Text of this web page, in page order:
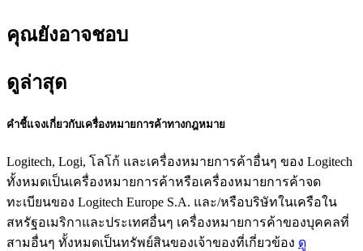
คุณยังอาจชอบ
ดูล่าสุด
คำชี้แจงเกี่ยวกับเครื่องหมายการค้าทางกฎหมาย
Logitech, Logi, โลโก้ และเครื่องหมายการค้าอื่นๆ ของ Logitech
ทั้งหมดเป็นเครื่องหมายการค้าหรือเครื่องหมายการค้าจด
ทะเบียนของ Logitech Europe S.A. และ/หรือบริษัทในเครือใน
สหรัฐอเมริกาและประเทศอื่นๆ เครื่องหมายการค้าของบุคคลที่
สามอื่นๆ ทั้งหมดเป็นทรัพย์สินของเจ้าของที่เกี่ยวข้อง ดู